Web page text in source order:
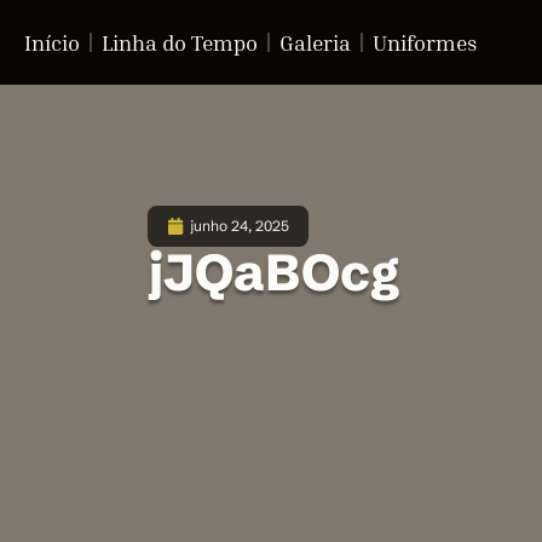
Início Linha do Tempo Galeria Uniformes
junho 24, 2025
jJQaBOcg